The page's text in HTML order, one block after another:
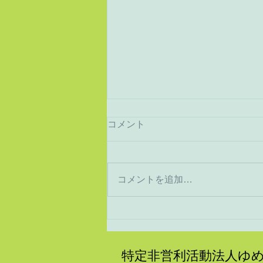
猛暑から酷暑へ
コメント
コメントを追加…
特定非営利活動法人ゆ